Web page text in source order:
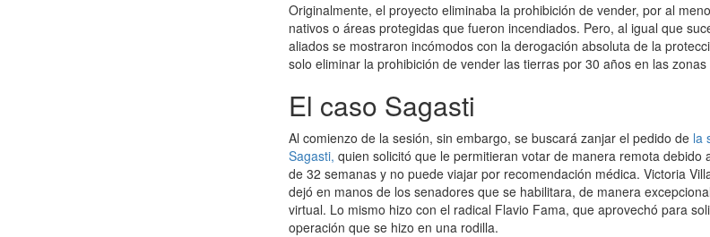
Originalmente, el proyecto eliminaba la prohibición de vender, por al
nativos o áreas protegidas que fueron incendiados. Pero, al igual que
aliados se mostraron incómodos con la derogación absoluta de la
solo eliminar la prohibición de vender las tierras por 30 años en las
El caso Sagasti
Al comienzo de la sesión, sin embargo, se buscará zanjar el pedido de la
Sagasti, quien solicitó que le permitieran votar de manera remota debido
de 32 semanas y no puede viajar por recomendación médica. Victoria
dejó en manos de los senadores que se habilitara, de manera
virtual. Lo mismo hizo con el radical Flavio Fama, que aprovechó para
operación que se hizo en una rodilla.